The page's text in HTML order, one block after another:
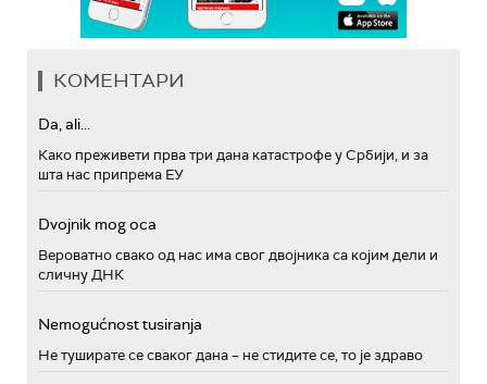
КОМЕНТАРИ
Da, ali...
Како преживети прва три дана катастрофе у Србији, и за
шта нас припрема ЕУ
Dvojnik mog oca
Вероватно свако од нас има свог двојника са којим дели и
сличну ДНК
Nemogućnost tusiranja
Не туширате се сваког дана – не стидите се, то је здраво